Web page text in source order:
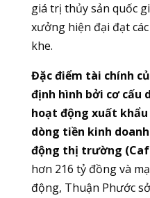
giá trị thủy sản quốc
xưởng hiện đại đạt
khe.
Đặc điểm tài chính
định hình bởi cơ cấu
hoạt động xuất
dòng tiền kinh
động thị trường
hơn 216 tỷ đồng và
động, Thuận Phước